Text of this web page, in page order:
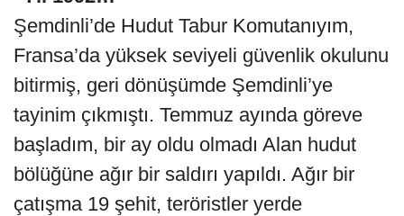
Şemdinli’de Hudut Tabur Komutanıyım,
Fransa’da yüksek seviyeli güvenlik okulunu
bitirmiş, geri dönüşümde Şemdinli’ye
tayinim çıkmıştı. Temmuz ayında göreve
başladım, bir ay oldu olmadı Alan hudut
bölüğüne ağır bir saldırı yapıldı. Ağır bir
çatışma 19 şehit, teröristler yerde